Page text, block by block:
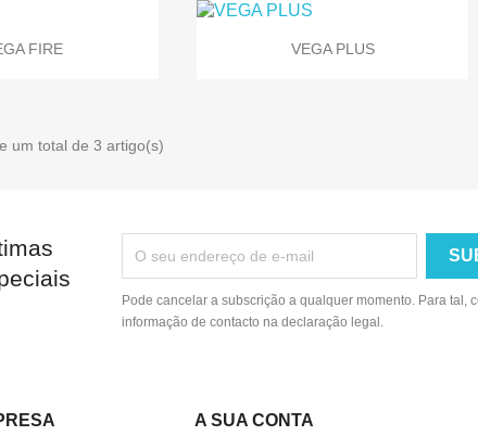
rápida
FIRE  Vista rápida
VEGA PLUS
um total de 3 artigo(s)
Pode cancelar a subscrição a qualquer momento. Para tal,
informação de contacto na declaração legal.
A SUA CONTA